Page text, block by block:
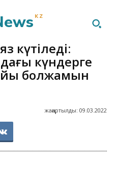
KZ
күтіледі:
күндерге
болжамын
жаңартылды: 09.03.2022